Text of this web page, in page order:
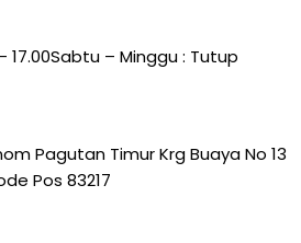
17.00Sabtu – Minggu : Tutup
Pagutan Timur Krg Buaya No 13
Pos 83217